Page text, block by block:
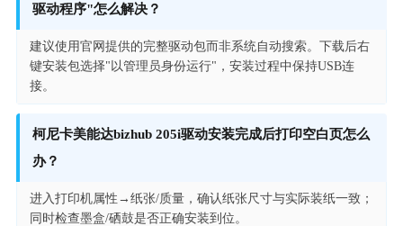
驱动程序"怎么解决？
建议使用官网提供的完整驱动包而非系统自动搜索。下载后右
键安装包选择"以管理员身份运行"，安装过程中保持USB连
接。
柯尼卡美能达bizhub 205i驱动安装完成后打印空白页怎么
办？
进入打印机属性→纸张/质量，确认纸张尺寸与实际装纸一致；
同时检查墨盒/硒鼓是否正确安装到位。